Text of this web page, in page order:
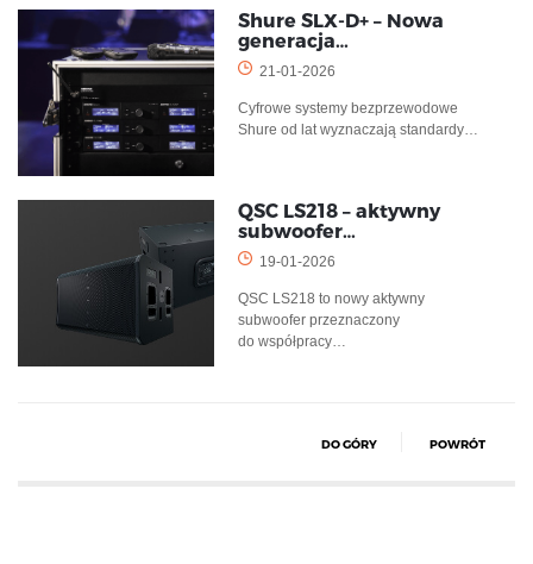
Shure SLX-D+ – Nowa
generacja…
21-01-2026
Cyfrowe systemy bezprzewodowe
Shure od lat wyznaczają standardy…
QSC LS218 – aktywny
subwoofer…
19-01-2026
QSC LS218 to nowy aktywny
subwoofer przeznaczony
do współpracy…
DO GÓRY POWRÓT